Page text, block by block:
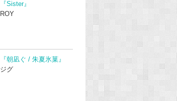
『Sister』
ROY
『朝凪ぐ / 朱夏氷菓』
ジグ